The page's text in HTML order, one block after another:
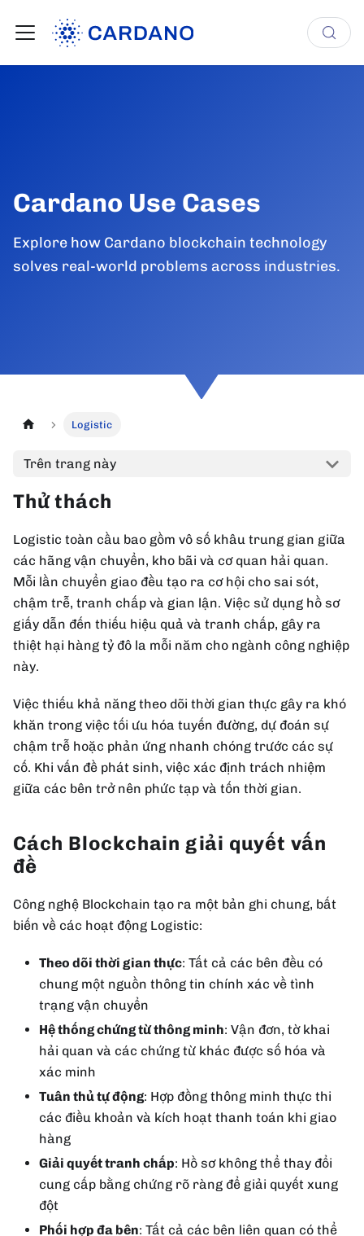
Cardano Use Cases
Explore how Cardano blockchain technology
solves real-world problems across industries.
Logistic
Trên trang này
Thử thách
Logistic toàn cầu bao gồm vô số khâu trung gian giữa
các hãng vận chuyển, kho bãi và cơ quan hải quan.
Mỗi lần chuyển giao đều tạo ra cơ hội cho sai sót,
chậm trễ, tranh chấp và gian lận. Việc sử dụng hồ sơ
giấy dẫn đến thiếu hiệu quả và tranh chấp, gây ra
thiệt hại hàng tỷ đô la mỗi năm cho ngành công nghiệp
này.
Việc thiếu khả năng theo dõi thời gian thực gây ra khó
khăn trong việc tối ưu hóa tuyến đường, dự đoán sự
chậm trễ hoặc phản ứng nhanh chóng trước các sự
cố. Khi vấn đề phát sinh, việc xác định trách nhiệm
giữa các bên trở nên phức tạp và tốn thời gian.
Cách Blockchain giải quyết vấn
đề
Công nghệ Blockchain tạo ra một bản ghi chung, bất
biến về các hoạt động Logistic:
Theo dõi thời gian thực: Tất cả các bên đều có
chung một nguồn thông tin chính xác về tình
trạng vận chuyển
Hệ thống chứng từ thông minh: Vận đơn, tờ khai
hải quan và các chứng từ khác được số hóa và
xác minh
Tuân thủ tự động: Hợp đồng thông minh thực thi
các điều khoản và kích hoạt thanh toán khi giao
hàng
Giải quyết tranh chấp: Hồ sơ không thể thay đổi
cung cấp bằng chứng rõ ràng để giải quyết xung
đột
Phối hợp đa bên: Tất cả các bên liên quan có thể